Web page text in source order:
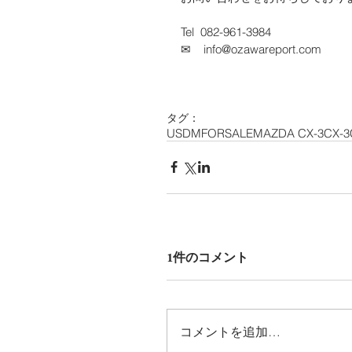
Tel  082-961-3984
✉︎    info@ozawareport.com
タグ：
USDMFORSALEMAZDA CX-3CX-3
1件のコメント
コメントを追加…